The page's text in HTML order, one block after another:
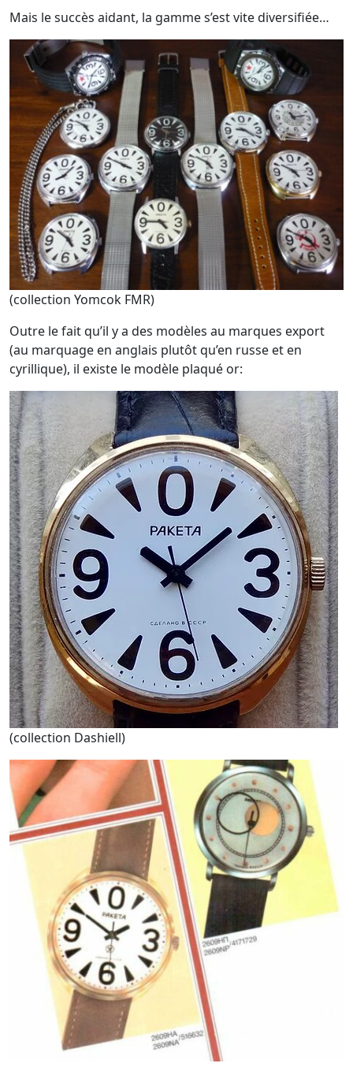
Mais le succès aidant, la gamme s’est vite diversifiée…
(collection Yomcok FMR)
Outre le fait qu’il y a des modèles au marques export
(au marquage en anglais plutôt qu’en russe et en
cyrillique), il existe le modèle plaqué or:
(collection Dashiell)